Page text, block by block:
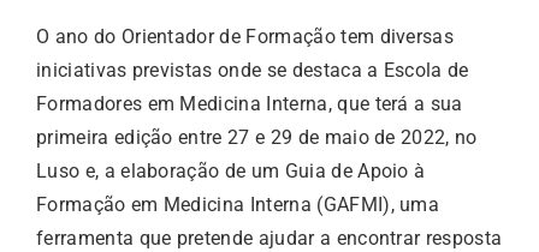
O ano do Orientador de Formação tem diversas
iniciativas previstas onde se destaca a Escola de
Formadores em Medicina Interna, que terá a sua
primeira edição entre 27 e 29 de maio de 2022, no
Luso e, a elaboração de um Guia de Apoio à
Formação em Medicina Interna (GAFMI), uma
ferramenta que pretende ajudar a encontrar resposta